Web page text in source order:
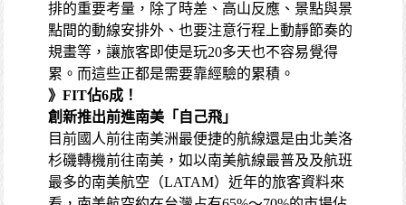
排的重要考量，除了時差、高山反應、景點與景
點間的動線安排外、也要注意行程上動靜節奏的
規畫等，讓旅客即使是玩20多天也不容易覺得
累。而這些正都是需要靠經驗的累積。
》FIT佔6成！
創新推出前進南美「自己飛」
目前國人前往南美洲最便捷的航線還是由北美洛
杉磯轉機前往南美，如以南美航線最普及及航班
最多的南美航空（LATAM）近年的旅客資料來